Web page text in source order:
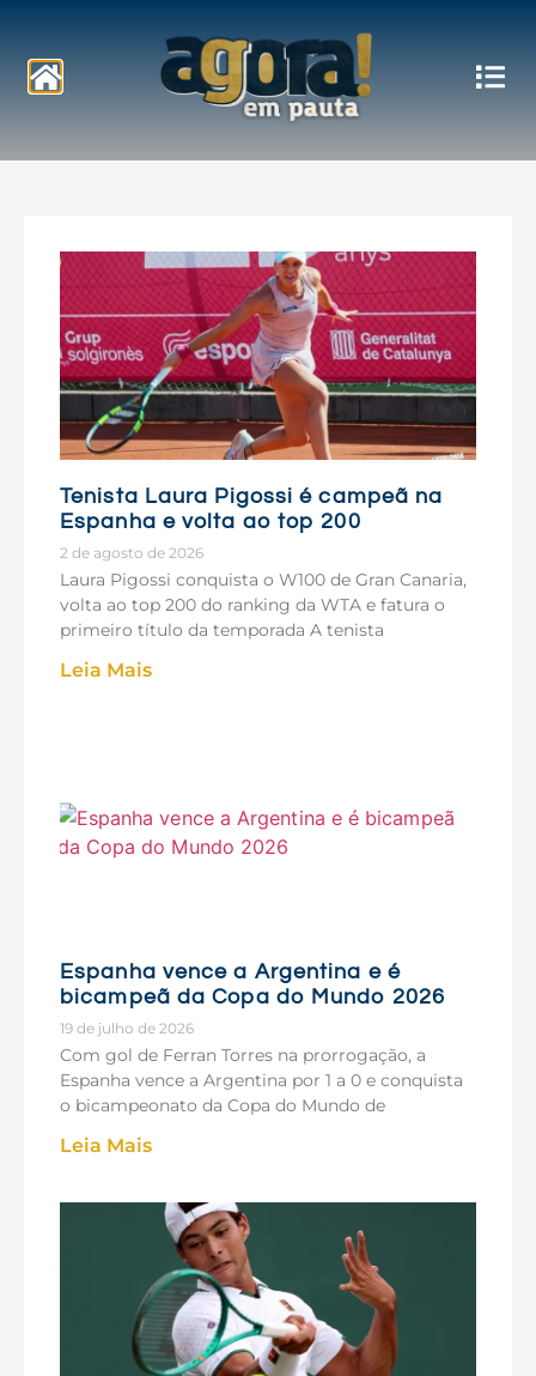
Notícias
Tenista Laura Pigossi é campeã na
Espanha e volta ao top 200
2 de agosto de 2026
Laura Pigossi conquista o W100 de Gran Canaria,
volta ao top 200 do ranking da WTA e fatura o
primeiro título da temporada A tenista
Leia Mais
Espanha vence a Argentina e é
bicampeã da Copa do Mundo 2026
19 de julho de 2026
Com gol de Ferran Torres na prorrogação, a
Espanha vence a Argentina por 1 a 0 e conquista
o bicampeonato da Copa do Mundo de
Leia Mais